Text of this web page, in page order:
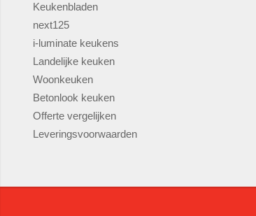
Keukenbladen
next125
i-luminate keukens
Landelijke keuken
Woonkeuken
Betonlook keuken
Offerte vergelijken
Leveringsvoorwaarden